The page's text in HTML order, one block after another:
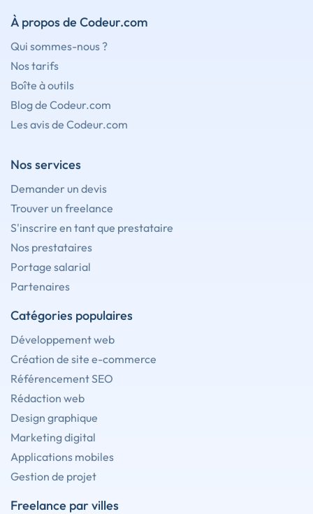
À propos de Codeur.com
Qui sommes-nous ?
Nos tarifs
Boîte à outils
Blog de Codeur.com
Les avis de Codeur.com
Nos services
Demander un devis
Trouver un freelance
S'inscrire en tant que prestataire
Nos prestataires
Portage salarial
Partenaires
Catégories populaires
Développement web
Création de site e-commerce
Référencement SEO
Rédaction web
Design graphique
Marketing digital
Applications mobiles
Gestion de projet
Freelance par villes